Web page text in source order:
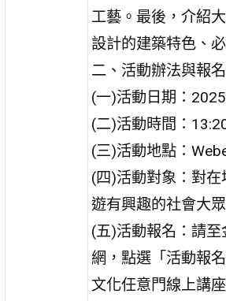
工藝。最後，介紹
設計的建築特色、
二、活動辦法與報
(一)活動日期：
(二)活動時間：
(三)活動地點：
(四)活動對象：對
遊有興趣的社會大眾
(五)活動報名：請
網，點選「活動報
文化任意門線上講